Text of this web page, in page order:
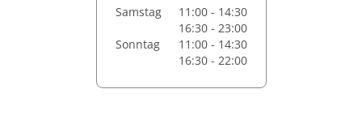
Samstag
11:00 - 14:30
16:30 - 23:00
Sonntag
11:00 - 14:30
16:30 - 22:00